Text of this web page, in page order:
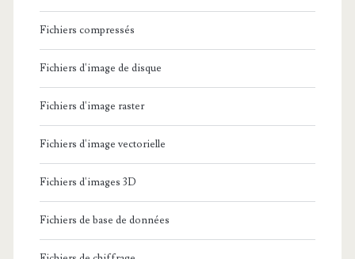
Fichiers compressés
Fichiers d'image de disque
Fichiers d'image raster
Fichiers d'image vectorielle
Fichiers d'images 3D
Fichiers de base de données